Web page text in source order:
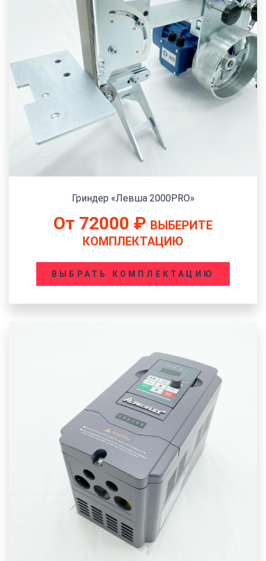
Гриндер «Левша 2000PRO»
От 72000 ₽ ВЫБЕРИТЕ
КОМПЛЕКТАЦИЮ
ВЫБРАТЬ КОМПЛЕКТАЦИЮ